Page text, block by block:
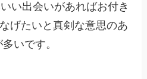
い出会いがあればお付き
げたいと真剣な意思のあ
いです。